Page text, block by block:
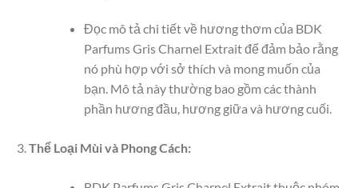
Đọc mô tả chi tiết về hương thơm của BDK
Parfums Gris Charnel Extrait để đảm bảo rằng
nó phù hợp với sở thích và mong muốn của
bạn. Mô tả này thường bao gồm các thành
phần hương đầu, hương giữa và hương cuối.
Thể Loại Mùi và Phong Cách: